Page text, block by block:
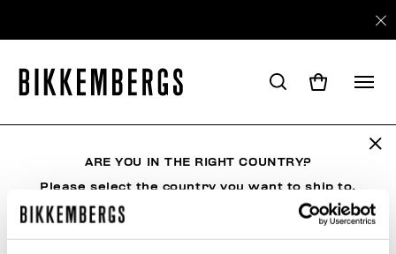
оформите возврат или отказ
зарегистрированным пользователем. Введите номер
Номер заказа
ARE YOU IN THE RIGHT COUNTRY?
Please select the country you want to ship to.